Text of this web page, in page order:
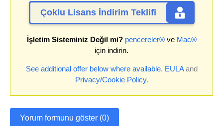
Çoklu Lisans İndirim Teklifi
İşletim Sisteminiz Değil mi? pencereler®ve Mac®
için indirin.
See additional offer below where available. EULAand
Privacy/Cookie Policy.
Yorum formunu göster (0)